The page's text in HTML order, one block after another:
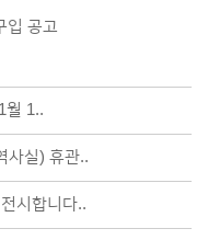
입 공고
월 1..
사실) 휴관..
시합니다..